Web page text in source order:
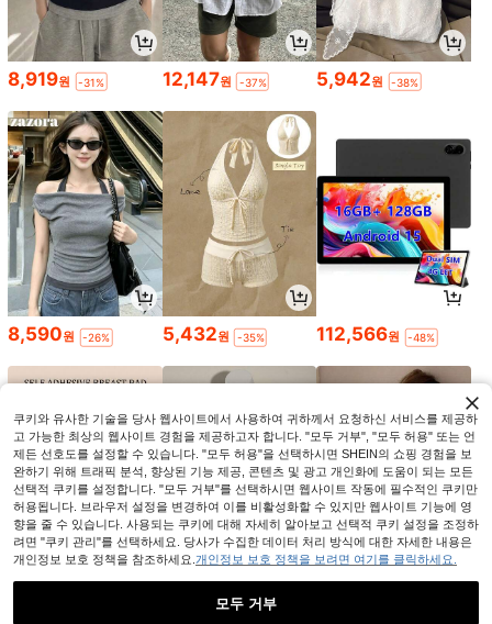
8,919원 -31% 12,147원 -37% 5,942원 -38%
8,590원 -26% 5,432원 -35% 112,566원 -48%
1,793
쿠키와 유사한 기술을 당사 웹사이트에서 사용하여 귀하께서 요청하신 서비스를 제공하
고 가능한 최상의 웹사이트 경험을 제공하고자 합니다. "모두 거부", "모두 허용" 또는 언
제든 선호도를 설정할 수 있습니다. "모두 허용"을 선택하시면 SHEIN의 쇼핑 경험을 보
완하기 위해 트래픽 분석, 향상된 기능 제공, 콘텐츠 및 광고 개인화에 도움이 되는 모든
선택적 쿠키를 설정합니다. "모두 거부"를 선택하시면 웹사이트 작동에 필수적인 쿠키만
허용됩니다. 브라우저 설정을 변경하여 이를 비활성화할 수 있지만 웹사이트 기능에 영
향을 줄 수 있습니다. 사용되는 쿠키에 대해 자세히 알아보고 선택적 쿠키 설정을 조정하
려면 "쿠키 관리"를 선택하세요. 당사가 수집한 데이터 처리 방식에 대한 자세한 내용은
개인정보 보호 정책을 참조하세요. 개인정보 보호 정책을 보려면 여기를 클릭하세요.
모두 거부